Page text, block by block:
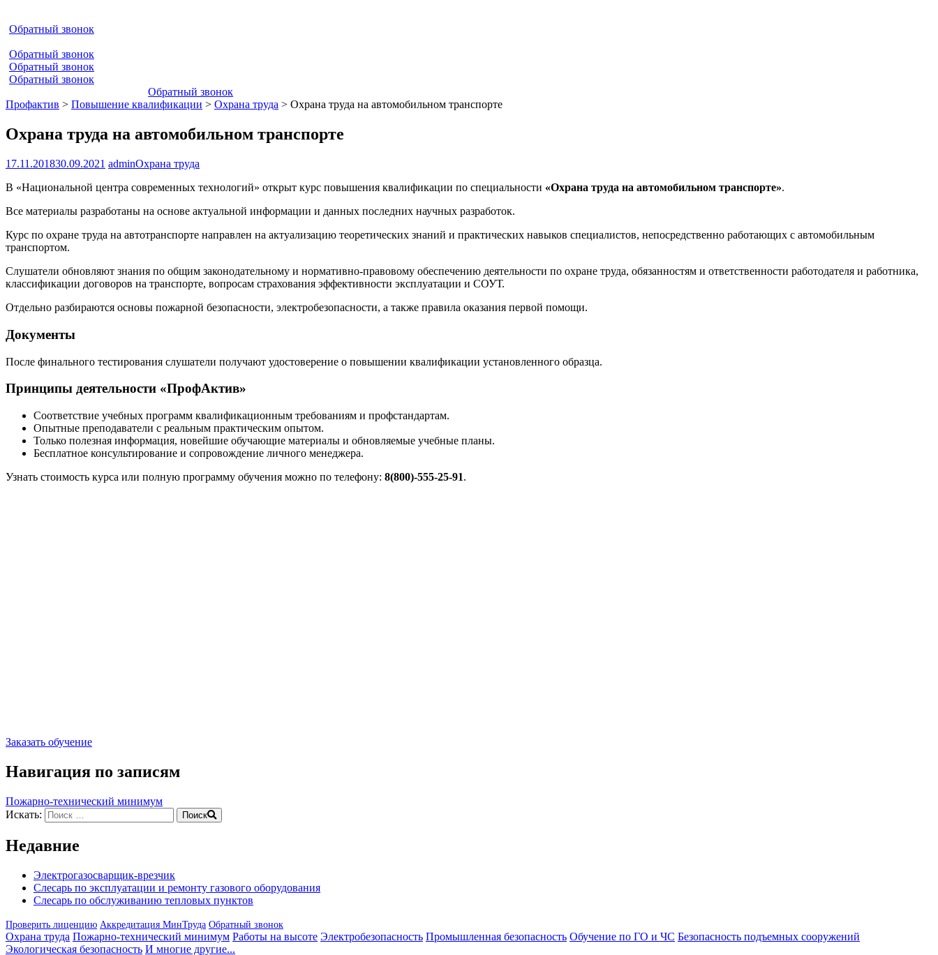
Обратный звонок
Обратный звонок
Обратный звонок
Обратный звонок
Обратный звонок
Профактив > Повышение квалификации > Охрана труда > Охрана труда на автомобильном транспорте
Охрана труда на автомобильном транспорте
17.11.201830.09.2021 adminОхрана труда
В «Национальной центра современных технологий» открыт курс повышения квалификации по специальности «Охрана труда на автомобильном транспорте».
Все материалы разработаны на основе актуальной информации и данных последних научных разработок.
Курс по охране труда на автотранспорте направлен на актуализацию теоретических знаний и практических навыков специалистов, непосредственно работающих с автомобильным
транспортом.
Слушатели обновляют знания по общим законодательному и нормативно-правовому обеспечению деятельности по охране труда, обязанностям и ответственности работодателя и работника,
классификации договоров на транспорте, вопросам страхования эффективности эксплуатации и СОУТ.
Отдельно разбираются основы пожарной безопасности, электробезопасности, а также правила оказания первой помощи.
Документы
После финального тестирования слушатели получают удостоверение о повышении квалификации установленного образца.
Принципы деятельности «ПрофАктив»
Соответствие учебных программ квалификационным требованиям и профстандартам.
Опытные преподаватели с реальным практическим опытом.
Только полезная информация, новейшие обучающие материалы и обновляемые учебные планы.
Бесплатное консультирование и сопровождение личного менеджера.
Узнать стоимость курса или полную программу обучения можно по телефону: 8(800)-555-25-91.
Заказать обучение
Навигация по записям
Пожарно-технический минимум
Искать:
Поиск
Недавние
Электрогазосварщик-врезчик
Слесарь по эксплуатации и ремонту газового оборудования
Слесарь по обслуживанию тепловых пунктов
Проверить лиценцию Аккредитация МинТруда Обратный звонок
Охрана труда Пожарно-технический минимум Работы на высоте Электробезопасность Промышленная безопасность Обучение по ГО и ЧС Безопасность подъемных сооружений
Экологическая безопасность И многие другие...